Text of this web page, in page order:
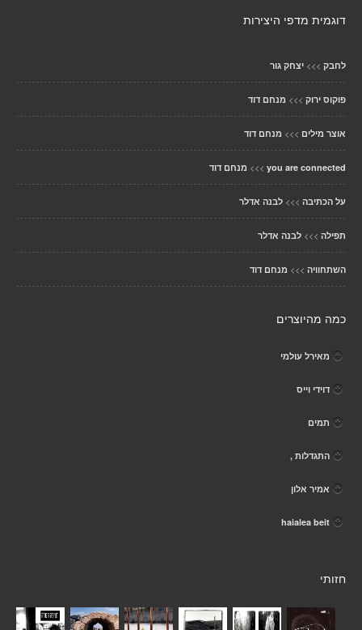
דוגמית מדפי היצירות
לחבק >>> יצחק גור
פוקוס ירוק >>> מנחם דוד
אוצר מילים >>> מנחם דוד
you are connected
>>> מנחם דוד
על הכתיבה >>> לבנה אדלר
תפילה >>> לבנה אדלר
השתחוויה >>> מנחם דוד
כמה מהיוצרים
מאירל עולמי
דוידי וייס
תמים
התגדלות ,
אמיר אלון
haialea beit
חזותי